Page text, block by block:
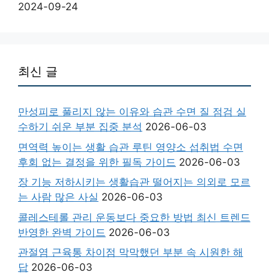
2024-09-24
최신 글
만성피로 풀리지 않는 이유와 습관 수면 질 점검 실
수하기 쉬운 부분 집중 분석 2026-06-03
면역력 높이는 생활 습관 루틴 영양소 섭취법 수면
후회 없는 결정을 위한 필독 가이드 2026-06-03
장 기능 저하시키는 생활습관 떨어지는 의외로 모르
는 사람 많은 사실 2026-06-03
콜레스테롤 관리 운동보다 중요한 방법 최신 트렌드
반영한 완벽 가이드 2026-06-03
관절염 근육통 차이점 막막했던 부분 속 시원한 해
답 2026-06-03